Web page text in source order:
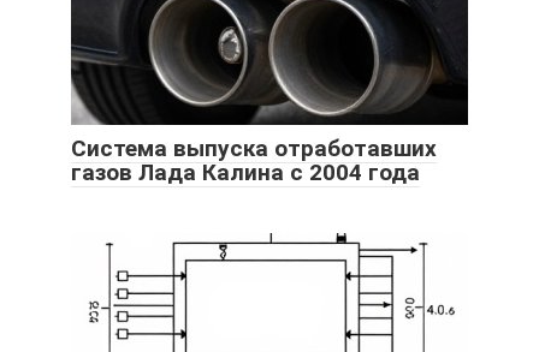
Система выпуска отработавших
газов Лада Калина с 2004 года